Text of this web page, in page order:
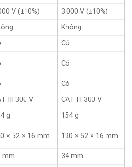
V (±10%)
3.000 V (±10%)
Không
Có
Có
Có
III 300 V
CAT III 300 V
g
154 g
× 52 × 16 mm 190 × 52 × 16 mm
mm
34 mm